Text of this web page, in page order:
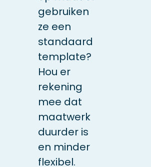
gebruiken
ze een
standaard
template?
Hou er
rekening
mee dat
maatwerk
duurder is
en minder
flexibel.